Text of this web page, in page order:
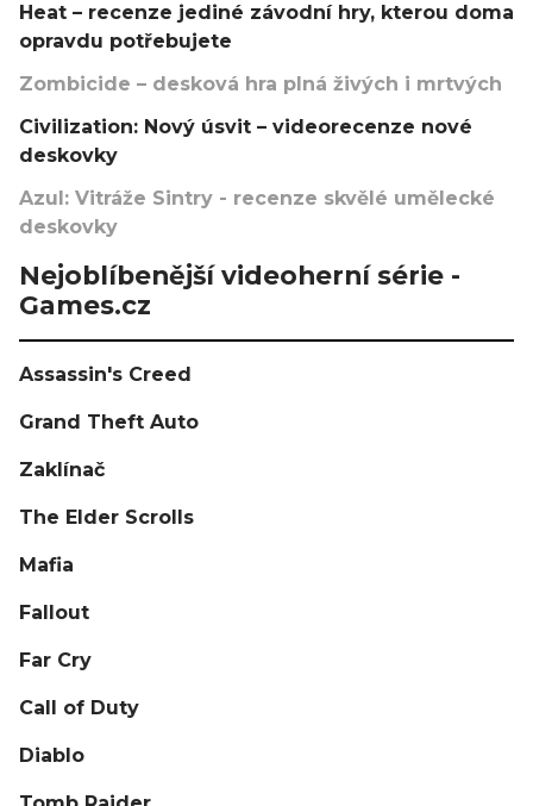
Heat – recenze jediné závodní hry, kterou doma
opravdu potřebujete
Zombicide – desková hra plná živých i mrtvých
Civilization: Nový úsvit – videorecenze nové
deskovky
Azul: Vitráže Sintry - recenze skvělé umělecké
deskovky
Nejoblíbenější videoherní série -
Games.cz
Assassin's Creed
Grand Theft Auto
Zaklínač
The Elder Scrolls
Mafia
Fallout
Far Cry
Call of Duty
Diablo